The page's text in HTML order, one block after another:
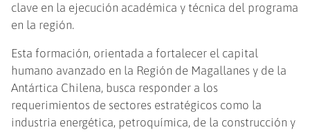
clave en la ejecución académica y técnica del programa
en la región.
Esta formación, orientada a fortalecer el capital
humano avanzado en la Región de Magallanes y de la
Antártica Chilena, busca responder a los
requerimientos de sectores estratégicos como la
industria energética, petroquímica, de la construcción y